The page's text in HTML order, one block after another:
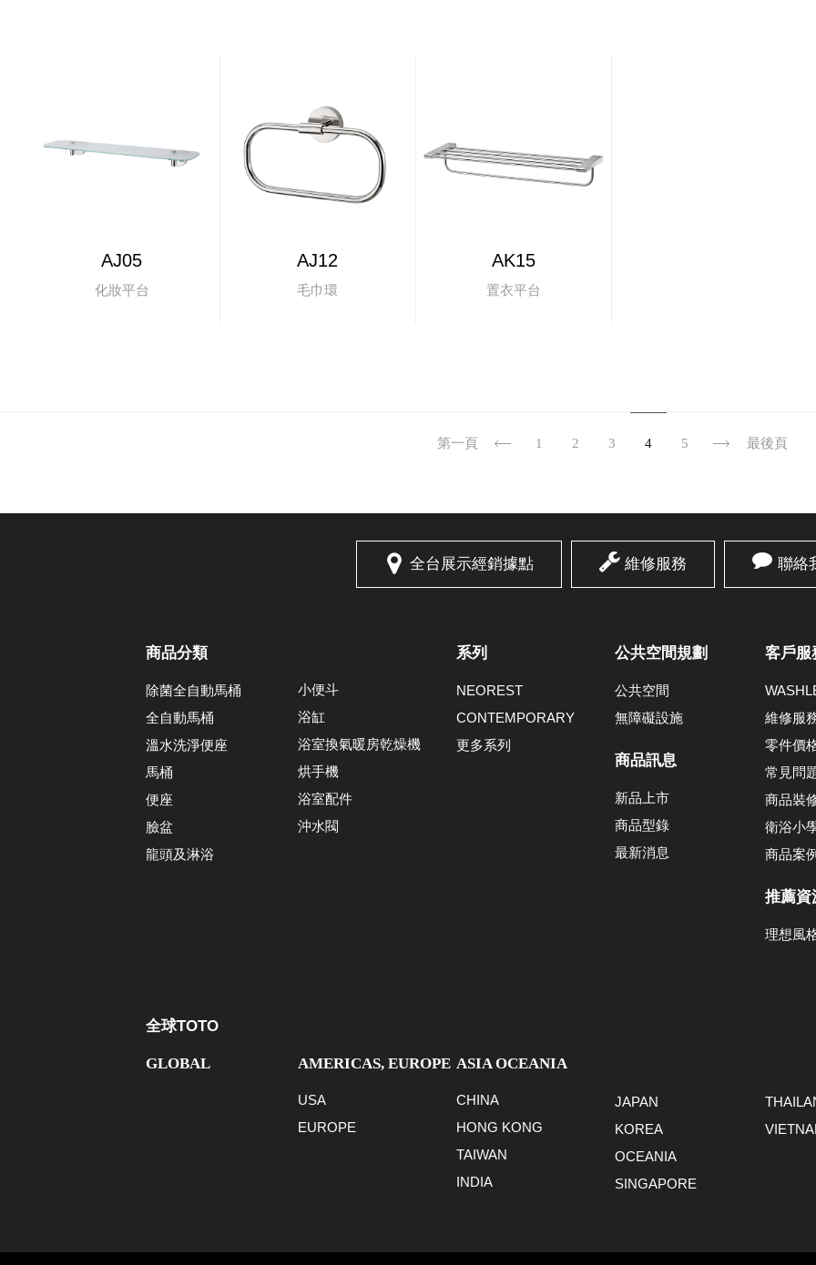
AJ05
化妝平台
AJ12
毛巾環
AK15
置衣平台
第一頁 1 2 3 4 5 最後頁
全台展示經銷據點 維修服務 聯絡
商品分類
除菌全自動馬桶
全自動馬桶
溫水洗淨便座
馬桶
便座
臉盆
龍頭及淋浴
小便斗
浴缸
浴室換氣暖房乾燥機
烘手機
浴室配件
沖水閥
系列
NEOREST
CONTEMPORARY
更多系列
公共空間規劃
公共空間
無障礙設施
商品訊息
新品上市
商品型錄
最新消息
客戶服
維修服
零件價
常見問
商品裝
衛浴小
商品案
推薦資
理想風
全球TOTO
GLOBAL AMERICAS, EUROPE
USA
EUROPE
ASIA OCEANIA
CHINA
HONG KONG
TAIWAN
INDIA
JAPAN
KOREA
OCEANIA
SINGAPORE